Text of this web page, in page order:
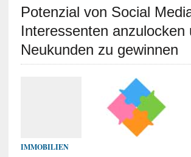
Potenzial von Social
Interessenten anzulocken
Neukunden zu gewinnen
IMMOBILIEN